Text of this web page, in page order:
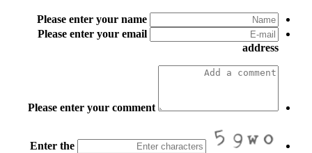
Please enter your name
Please enter your email
address
Please enter your comment
Enter the